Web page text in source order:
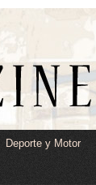
Deporte y Motor